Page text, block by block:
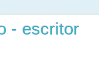
- escritor